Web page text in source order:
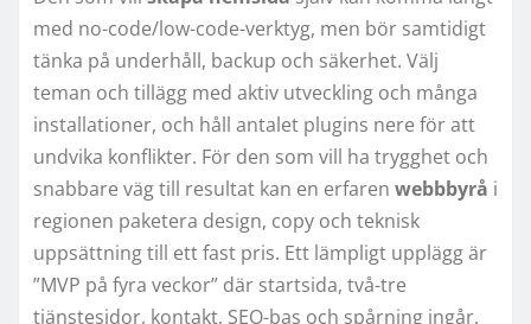
med no-code/low-code-verktyg, men bör samtidigt
tänka på underhåll, backup och säkerhet. Välj
teman och tillägg med aktiv utveckling och många
installationer, och håll antalet plugins nere för att
undvika konflikter. För den som vill ha trygghet och
snabbare väg till resultat kan en erfaren webbbyrå i
regionen paketera design, copy och teknisk
uppsättning till ett fast pris. Ett lämpligt upplägg är
”MVP på fyra veckor” där startsida, två-tre
tjänstesidor, kontakt, SEO-bas och spårning ingår.